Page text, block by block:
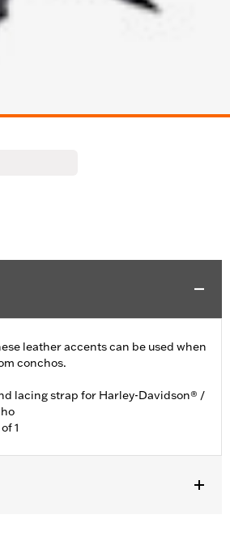
leather accents can be used when
conchos.
lacing strap for Harley-Davidson® /
1